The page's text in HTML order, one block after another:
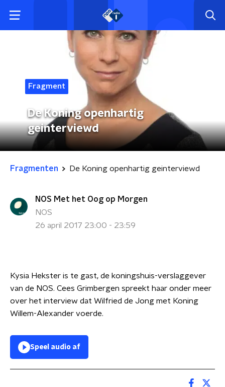
Fragment
De Koning openhartig
geinterviewd
Fragmenten De Koning openhartig geinterviewd
NOS Met het Oog op Morgen
NOS
26 april 2017 23:00 - 23:59
Kysia Hekster is te gast, de koningshuis-verslaggever
van de NOS. Cees Grimbergen spreekt haar onder meer
over het interview dat Wilfried de Jong met Koning
Willem-Alexander voerde.
Speel audio af